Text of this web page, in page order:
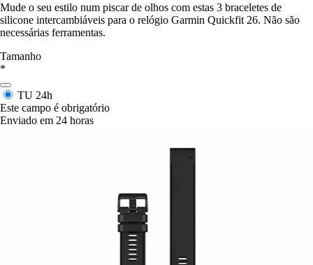
Mude o seu estilo num piscar de olhos com estas 3 braceletes de
silicone intercambiáveis para o relógio Garmin Quickfit 26. Não são
necessárias ferramentas.
Tamanho
*
TU 24h
Este campo é obrigatório
Enviado em 24 horas